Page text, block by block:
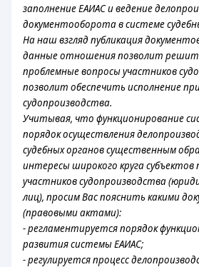
заполнение ЕАИАС и ведение
документооборота в системе
На наш взгляд публикация
данные отношения позволит
проблемные вопросы участников
позволит обеспечить исполнение
судопроизводства.
Учитывая, что функционирование
порядок осуществления
судебных органов существенным
интересы широкого круга
участников судопроизводства
лиц), просим Вас пояснить какими
(правовыми актами):
- регламентируется порядок
развития системы ЕАИАС;
- регулируется процесс